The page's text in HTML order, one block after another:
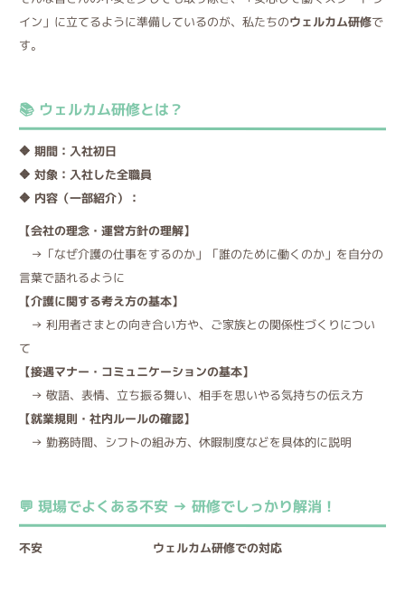
イン」に立てるように準備しているのが、私たちのウェルカム研修で
す。
📚 ウェルカム研修とは？
🔶 期間：入社初日
🔶 対象：入社した全職員
🔶 内容（一部紹介）：
【会社の理念・運営方針の理解】
→「なぜ介護の仕事をするのか」「誰のために働くのか」を自分の
言葉で語れるように
【介護に関する考え方の基本】
→ 利用者さまとの向き合い方や、ご家族との関係性づくりについ
て
【接遇マナー・コミュニケーションの基本】
→ 敬語、表情、立ち振る舞い、相手を思いやる気持ちの伝え方
【就業規則・社内ルールの確認】
→ 勤務時間、シフトの組み方、休暇制度などを具体的に説明
💬 現場でよくある不安 → 研修でしっかり解消！
不安 ウェルカム研修での対応